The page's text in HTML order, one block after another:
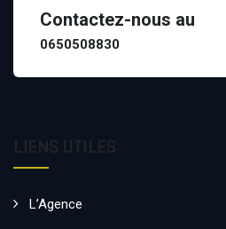
Contactez-nous au
0650508830
L’Agence